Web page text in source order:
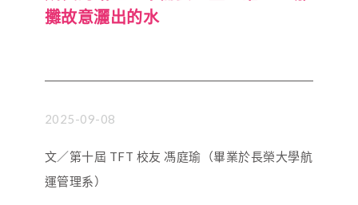
攤故意灑出的水
2025-09-08
文／第十屆 TFT 校友 馮庭瑜（畢業於長榮大學航
運管理系）